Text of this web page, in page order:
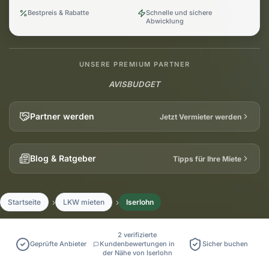
Bestpreis & Rabatte
Schnelle und sichere
Abwicklung
UNSERE PREMIUM PARTNER
AVISBUDGET
Partner werden Jetzt Vermieter werden
Blog & Ratgeber Tipps für Ihre Miete
Startseite LKW mieten Iserlohn
Geprüfte Anbieter
2 verifizierte
Kundenbewertungen in
der Nähe von Iserlohn
Sicher buchen